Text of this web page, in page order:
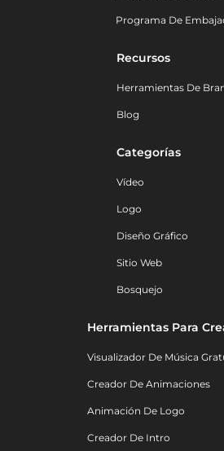
Programa De
Recursos
Herramientas De
Blog
Categorías
Vídeo
Logo
Diseño Gráfico
Sitio Web
Bosquejo
Herramientas Para
Visualizador De Música
Creador De Animaciones
Animación De Logo
Creador De Intro